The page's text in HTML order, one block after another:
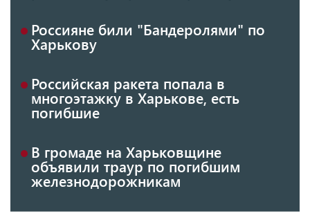
Россияне били "Бандеролями" по
Харькову
Российская ракета попала в
многоэтажку в Харькове, есть
погибшие
В громаде на Харьковщине
объявили траур по погибшим
железнодорожникам